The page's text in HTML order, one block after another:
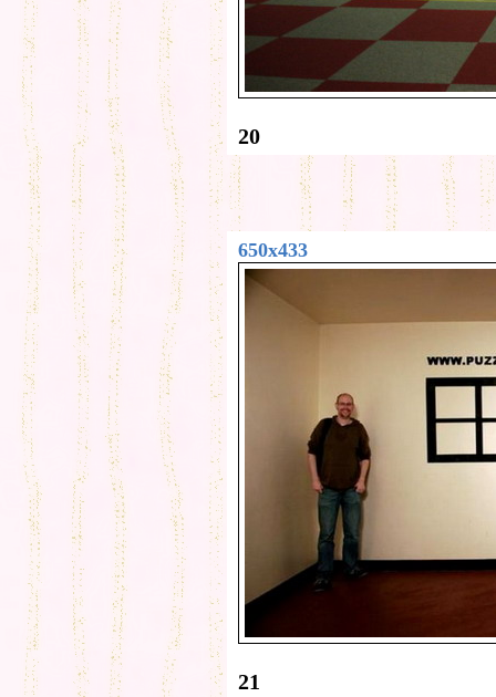
20
650x433
21